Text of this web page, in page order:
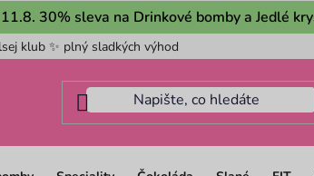
30% sleva na Drinkové bomby a Jedlé
klub ✨ plný sladkých výhod